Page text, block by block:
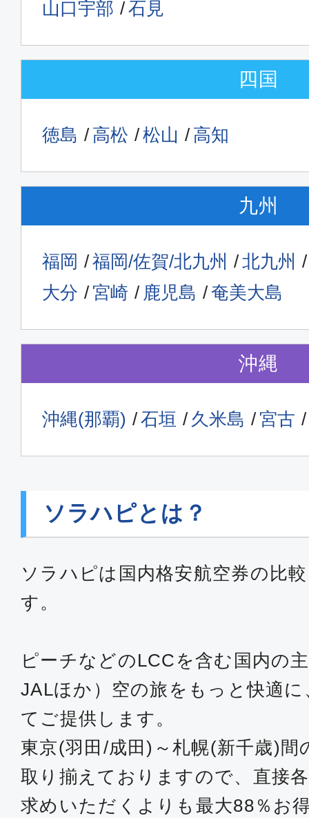
SKY727
東京(羽田)
18:20
札幌(
普通席
東京(羽田)
18:50
札幌(
ADO037
東京(羽田)
20:15
札幌(
普通席
08:20
札幌(新千
歳)
SKY711
普通席
東京(羽田)
11:00
札幌(
普通席
東京(羽田)
札幌(
山口宇部
石見
四国
徳島 高松 松山 高知
九州
福岡 福岡/佐賀/北九州
北九州
大分
宮崎 鹿児島 奄美大島
沖縄
沖縄(那覇) 石垣 久米島 宮古
ソラハピとは？
ソラハピは国内格安航空券の比
す。
ピーチなどのLCCを含む国内の
JALほか）空の旅をもっと快適
てご提供します。
東京(羽田/成田)～札幌(新千歳)間
取り揃えておりますので、直接
求めいただくよりも最大88％お